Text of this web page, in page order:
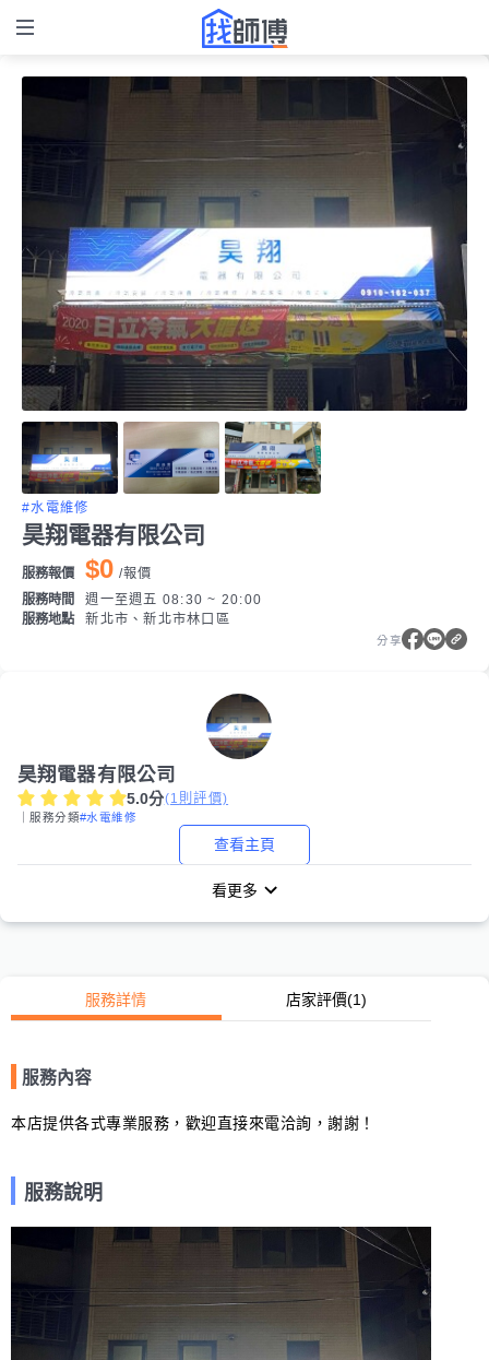
#水電維修
昊翔電器有限公司
服務報價 $0 /報價
服務時間
週一至週五 08:30 ~ 20:00
服務地點
新北市、新北市林口區
分享
昊翔電器有限公司
5.0分(1 則評價)
｜服務分類#水電維修
查看主頁
看更多
服務詳情 店家評價(1)
服務內容
本店提供各式專業服務，歡迎直接來電洽詢，謝謝！
服務說明